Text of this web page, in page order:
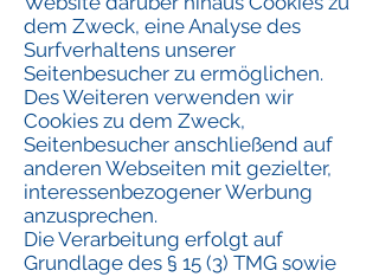
dem Zweck, eine Analyse des
Surfverhaltens unserer
Seitenbesucher zu ermöglichen.
Des Weiteren verwenden wir
Cookies zu dem Zweck,
Seitenbesucher anschließend auf
anderen Webseiten mit gezielter,
interessenbezogener Werbung
anzusprechen.
Die Verarbeitung erfolgt auf
Grundlage des § 15 (3) TMG sowie